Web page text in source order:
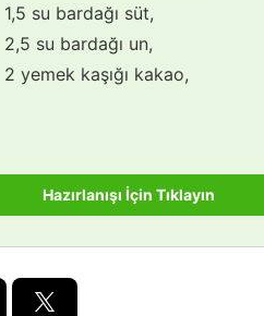
1,5 su bardağı süt,
2,5 su bardağı un,
2 yemek kaşığı kakao,
Hazırlanışı İçin Tıklayın